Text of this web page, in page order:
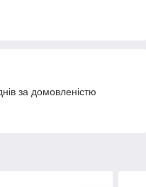
за домовленістю